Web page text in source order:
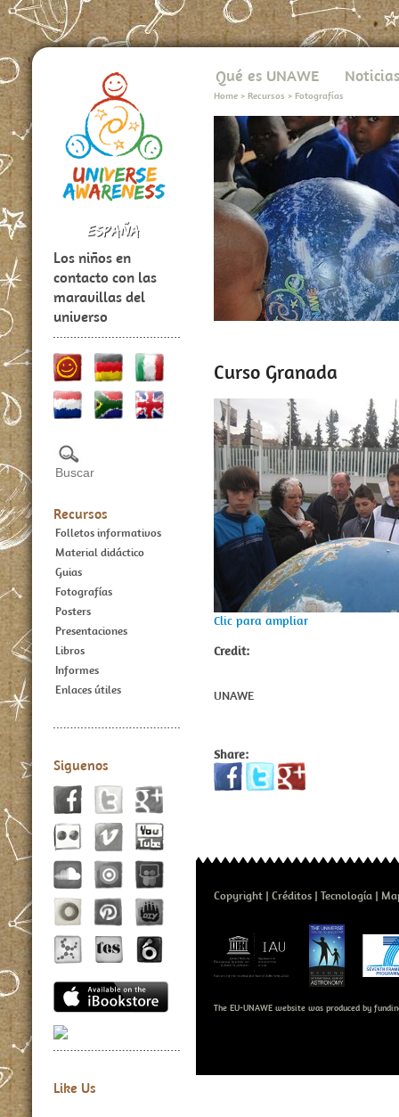
Los niños en
contacto con las
maravillas del
universo
Recursos
Folletos informativos
Material didáctico
Guias
Fotografías
Posters
Presentaciones
Libros
Informes
Enlaces útiles
Siguenos
Like Us
Qué es UNAWE Noticias
Home > Recursos > Fotografías
Curso Granada
Clic para ampliar
Credit:
UNAWE
Share:
Copyright Créditos Tecnología
The EU-UNAWE website was produced by